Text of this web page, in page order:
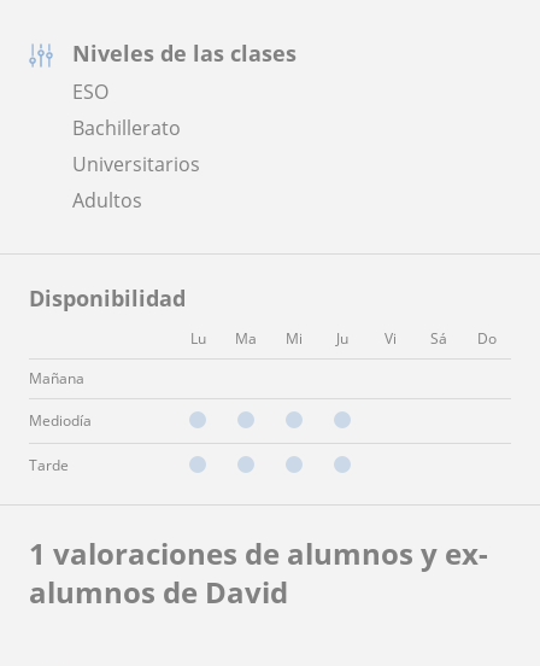
Niveles de las clases
ESO
Bachillerato
Universitarios
Adultos
Disponibilidad
Lu Ma Mi Ju Vi Sá
Do
Mañana
Mediodía
Tarde
1 valoraciones de alumnos y ex-
alumnos de David